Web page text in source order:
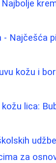
- Najčešća
kožu i
lica:
za